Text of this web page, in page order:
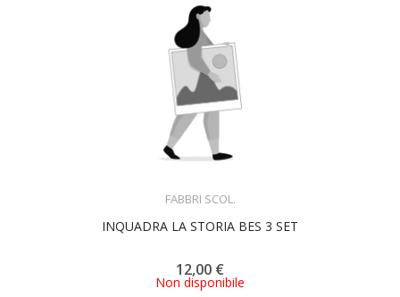
FABBRI SCOL.
INQUADRA LA STORIA BES 3 SET
12,00 €
Non disponibile